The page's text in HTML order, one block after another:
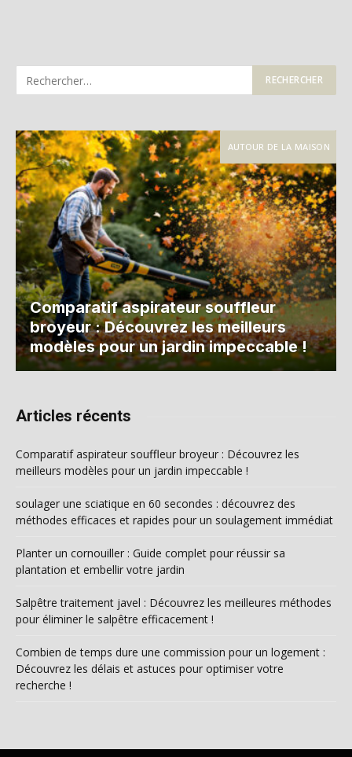
AUTOUR DE LA MAISON
Comparatif aspirateur souffleur
broyeur : Découvrez les meilleurs
modèles pour un jardin impeccable !
Articles récents
Comparatif aspirateur souffleur broyeur : Découvrez les
meilleurs modèles pour un jardin impeccable !
soulager une sciatique en 60 secondes : découvrez des
méthodes efficaces et rapides pour un soulagement immédiat
Planter un cornouiller : Guide complet pour réussir sa
plantation et embellir votre jardin
Salpêtre traitement javel : Découvrez les meilleures méthodes
pour éliminer le salpêtre efficacement !
Combien de temps dure une commission pour un logement :
Découvrez les délais et astuces pour optimiser votre
recherche !